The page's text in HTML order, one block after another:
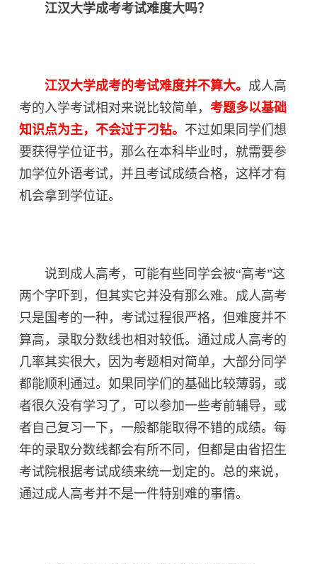
江汉大学成考考试难度大吗？
江汉大学成考的考试难度并不算大。 成人高
考的入学考试相对来说比较简单，考题多以基础
知识点为主，不会过于刁钻。 不过如果同学们想
要获得学位证书，那么在本科毕业时，就需要参
加学位外语考试，并且考试成绩合格，这样才有
机会拿到学位证。
说到成人高考，可能有些同学会被“高考”这
两个字吓到，但其实它并没有那么难。成人高考
只是国考的一种，考试过程很严格，但难度并不
算高，录取分数线也相对较低。通过成人高考的
几率其实很大，因为考题相对简单，大部分同学
都能顺利通过。如果同学们的基础比较薄弱，或
者很久没有学习了，可以参加一些考前辅导，或
者自己复习一下，一般都能取得不错的成绩。每
年的录取分数线都会有所不同，但都是由省招生
考试院根据考试成绩来统一划定的。总的来说，
通过成人高考并不是一件特别难的事情。